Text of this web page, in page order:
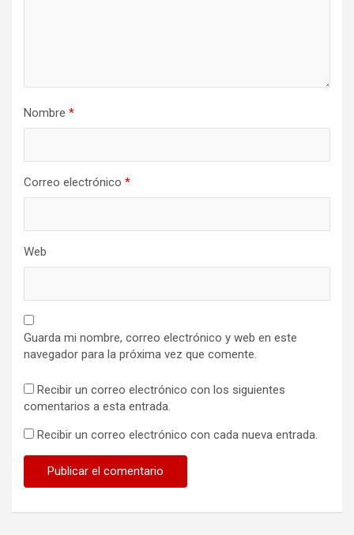
Nombre *
Correo electrónico *
Web
Guarda mi nombre, correo electrónico y web en este
navegador para la próxima vez que comente.
Recibir un correo electrónico con los siguientes
comentarios a esta entrada.
Recibir un correo electrónico con cada nueva entrada.